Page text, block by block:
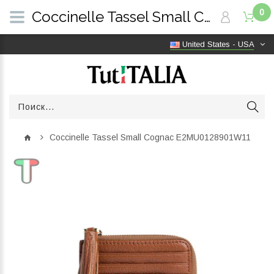
United States - USA
0
Coccinelle Tassel Small Cognac E2MU0128901W11
Coccinelle Tassel Small Cognac E2MU0128901W11 | TutITALIA